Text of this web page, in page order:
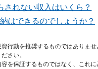
れない収入はいくら？
はできるのでしょうか？
行動を推奨するものではありませ
さい。
を保証するものではなく、これ